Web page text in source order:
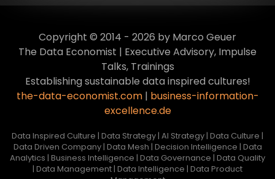
Copyright © 2014 - 2026 by Marco Geuer
The Data Economist | Executive Advisory, Impulse
Talks, Trainings
Establishing sustainable data inspired cultures!
the-data-economist.com| business-information-
excellence.de
Data Inspired Culture | Data Strategy | AI Strategy | Data Culture |
Data Driven Company | Data Mesh | Decision Intelligence | Data
Analytics | Business Intelligence | Data Governance | Data Quality
| Data Management | Data Intelligence | Data Product